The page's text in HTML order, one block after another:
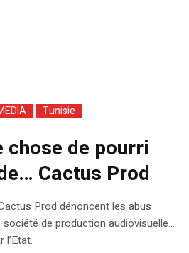
Tunisie
chose de pourri
Cactus Prod
Prod dénoncent les abus
de production audiovisuelle…